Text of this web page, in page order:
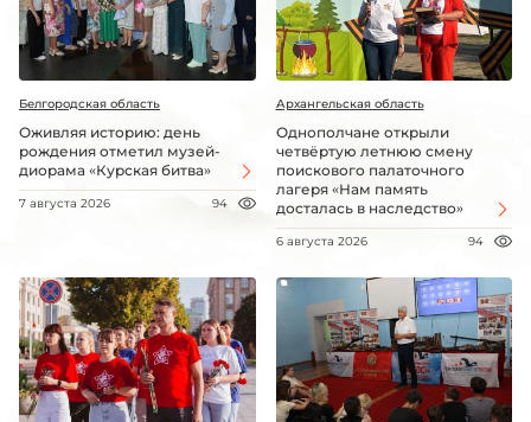
Белгородская область
Оживляя историю: день
рождения отметил музей-
диорама «Курская битва»
7 августа 2026 94
Архангельская область
Однополчане открыли
четвёртую летнюю смену
поискового палаточного
лагеря «Нам память
досталась в наследство»
6 августа 2026 94